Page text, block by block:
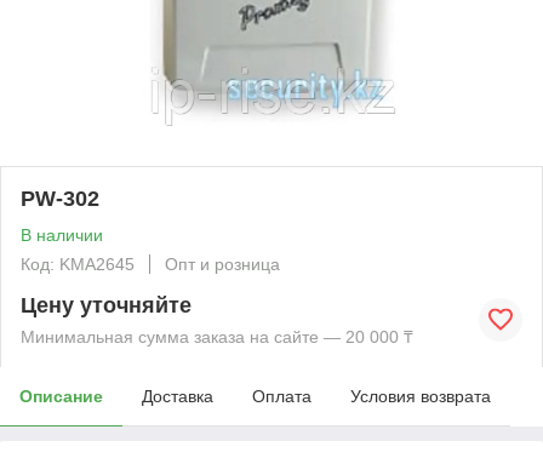
PW-302
В наличии
Код: KMА2645
Опт и розница
Цену уточняйте
Минимальная сумма заказа на сайте — 20 000 ₸
Описание Доставка Оплата Условия возврата